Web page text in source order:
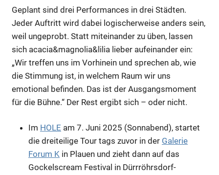
Anzeige
Geplant sind drei Performances in drei Städten.
Jeder Auftritt wird dabei logischerweise anders sein,
weil ungeprobt. Statt miteinander zu üben, lassen
sich acacia&magnolia&lilia lieber aufeinander ein:
„Wir treffen uns im Vorhinein und sprechen ab, wie
die Stimmung ist, in welchem Raum wir uns
emotional befinden. Das ist der Ausgangsmoment
für die Bühne.“ Der Rest ergibt sich – oder nicht.
Im HOLE am 7. Juni 2025 (Sonnabend), startet
die dreiteilige Tour tags zuvor in der Galerie
Forum K in Plauen und zieht dann auf das
Gockelscream Festival in Dürrröhrsdorf-